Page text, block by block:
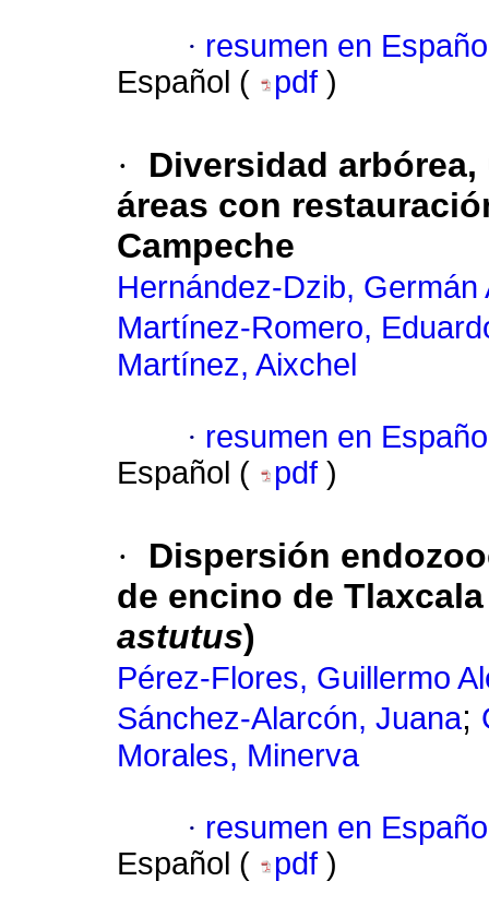
· resumen en
Español (
pdf )
·
Diversidad
áreas con
Campeche
Hernández-Dzib, Germán
Martínez-Romero,
Martínez, Aixchel
· resumen en
Español (
pdf )
·
Dispersión
de encino de
astutus)
Pérez-Flores, Guillermo
Sánchez-Alarcón, Juana;
Morales, Minerva
· resumen en
Español (
pdf )